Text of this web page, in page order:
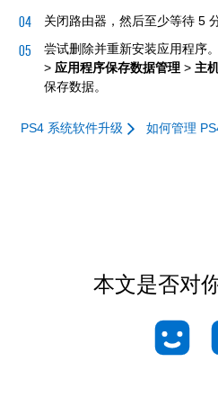
关闭路由器，然后至少等待 5
尝试删除并重新安装应用程序
> 应用程序保存数据管理 > 主
保存数据。
PS4 系统软件升级 如何管理
本文是否对